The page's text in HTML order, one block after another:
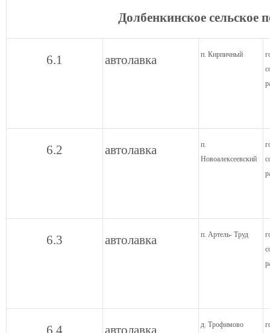
Долбенкинское сельское
6.1 автолавка п. Кирпичный
6.2 автолавка
п.
Новоалексеевский
6.3 автолавка п. Артель- Труд
6.4 автолавка д. Трофимово